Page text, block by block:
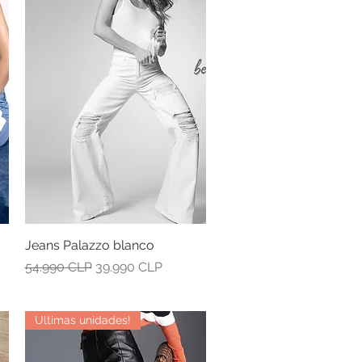
Vista rápida
Jeans Palazzo blanco
Precio
54.990 CLP Precio de oferta
39.990 CLP
Ultimas unidades!